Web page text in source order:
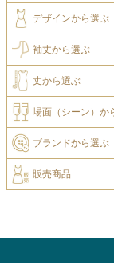
デザインから選ぶ
袖丈から選ぶ
丈から選ぶ
場面（シーン）か
ブランドから選ぶ
販売商品